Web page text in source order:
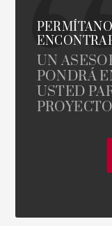
UN
PONDRÁ
USTED
PROYECTO